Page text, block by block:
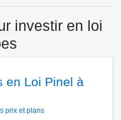
investir en loi
en Loi Pinel à
prix et plans